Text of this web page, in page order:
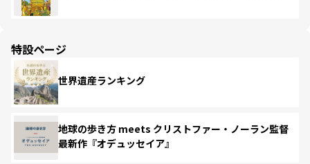
特設ページ
世界遺産ランキング
地球の歩き方 meets クリストファー・ノーラン監督
最新作『オデュッセイア』